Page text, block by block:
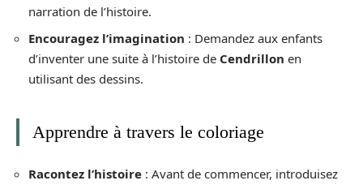
narration de l’histoire.
Encouragez l’imagination : Demandez aux enfants
d’inventer une suite à l’histoire de Cendrillon en
utilisant des dessins.
Apprendre à travers le coloriage
Racontez l’histoire : Avant de commencer, introduisez